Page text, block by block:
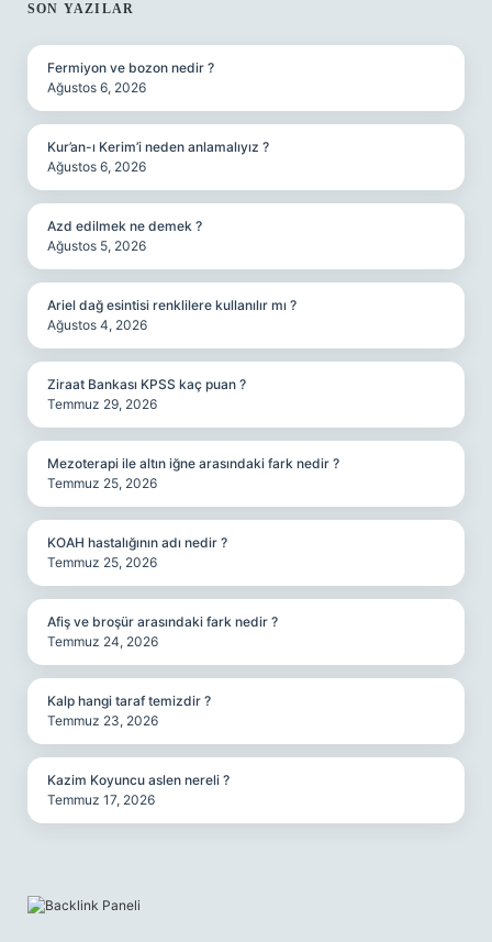
SIDEBAR
SON YAZILAR
Fermiyon ve bozon nedir ?
Ağustos 6, 2026
Kur’an-ı Kerim’i neden anlamalıyız ?
Ağustos 6, 2026
Azd edilmek ne demek ?
Ağustos 5, 2026
Ariel dağ esintisi renklilere kullanılır mı ?
Ağustos 4, 2026
Ziraat Bankası KPSS kaç puan ?
Temmuz 29, 2026
Mezoterapi ile altın iğne arasındaki fark nedir ?
Temmuz 25, 2026
KOAH hastalığının adı nedir ?
Temmuz 25, 2026
Afiş ve broşür arasındaki fark nedir ?
Temmuz 24, 2026
Kalp hangi taraf temizdir ?
Temmuz 23, 2026
Kazim Koyuncu aslen nereli ?
Temmuz 17, 2026